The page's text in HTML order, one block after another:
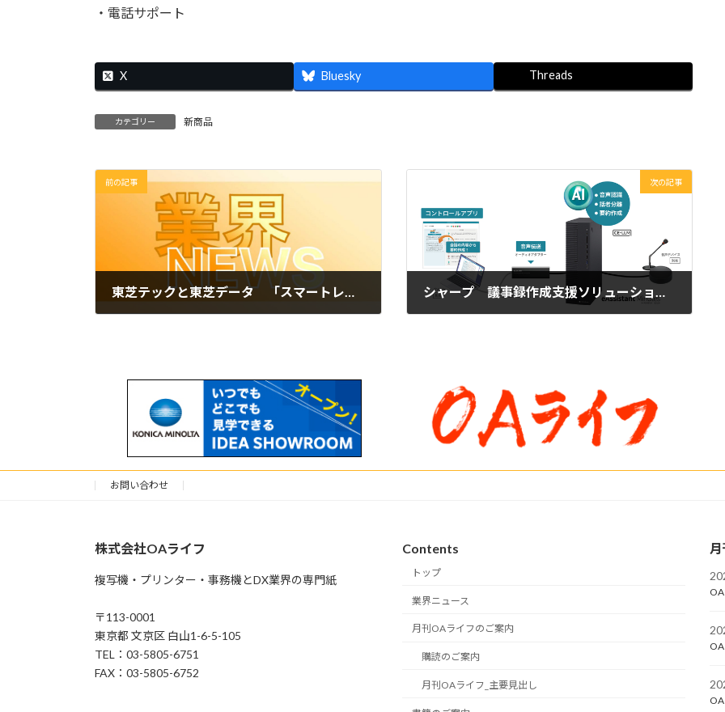
・電話サポート
X Bluesky Threads
カテゴリー 新商品
前の記事
東芝テックと東芝データ 「スマートレシート」「レシートスキャン」で電通と実証プログラムを開始
次の記事
シャープ 議事録作成支援ソリューションを発売 独自のエッジAIで処理し情報漏洩リスクを低減
お問い合わせ
株式会社OAライフ
複写機・プリンター・事務機とDX業界の専門紙
〒113-0001
東京都 文京区 白山1-6-5-105
TEL：03-5805-6751
FAX：03-5805-6752
Contents
トップ
業界ニュース
月刊OAライフのご案内
購読のご案内
月刊OAライフ_主要見出し